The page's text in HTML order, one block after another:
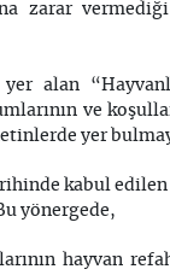
zarar
yer alan
ve
yer
kabul edilen
yönergede,
hayvan